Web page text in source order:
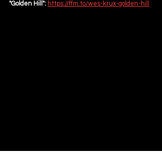
"Golden Hill": https://ffm.to/wes-krux-golden-hill